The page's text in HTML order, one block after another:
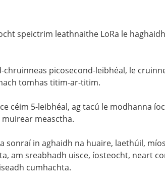
speictrim leathnaithe LoRa le
chruinneas picosecond-leibhéal, le
tomhas titim-ar-titim.
céim 5-leibhéal, ag tacú le modhanna
measctha.
sonraí in aghaidh na huaire, laethúil,
am sreabhadh uisce, íosteocht, neart
cumhachta.